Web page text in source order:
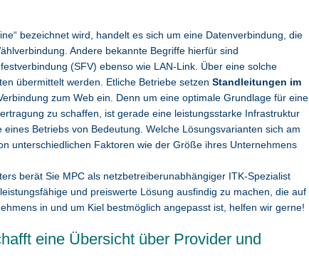
bezeichnet wird, handelt es sich um eine Datenverbindung, die
Andere bekannte Begriffe hierfür sind
(SFV) ebenso wie LAN-Link. Über eine solche
übermittelt werden. Etliche Betriebe setzen Standleitungen im
zum Web ein. Denn um eine optimale Grundlage für eine
zu schaffen, ist gerade eine leistungsstarke Infrastruktur
Betriebs von Bedeutung. Welche Lösungsvarianten sich am
unterschiedlichen Faktoren wie der Größe ihres Unternehmens
berät Sie MPC als netzbetreiberunabhängiger ITK-Spezialist
und preiswerte Lösung ausfindig zu machen, die auf
in und um Kiel bestmöglich angepasst ist, helfen wir gerne!
eine Übersicht über Provider und